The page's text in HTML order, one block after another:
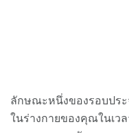
ลักษณะหนึ่งของรอบประ
ในร่างกายของคุณในเว